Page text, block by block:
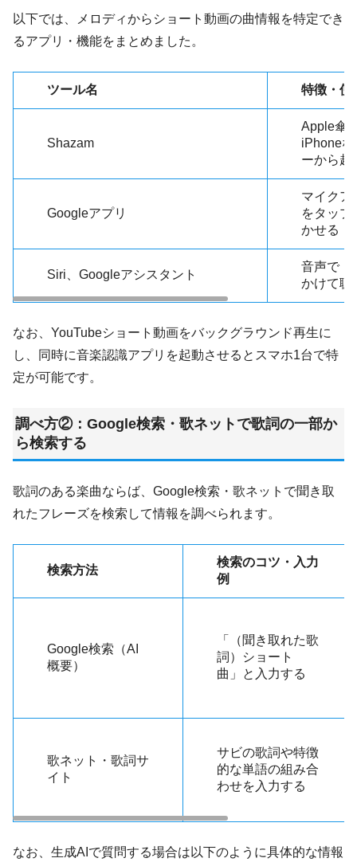
以下では、メロディからショート動画の曲情報を特定でき
るアプリ・機能をまとめました。
ツール名 特徴・使
Shazam
Apple傘
iPhone
ーから起
Googleアプリ
マイク
をタップ
かせる
Siri、Googleアシスタント
音声で「
かけて聴
なお、YouTubeショート動画をバックグラウンド再生に
し、同時に音楽認識アプリを起動させるとスマホ1台で特
定が可能です。
調べ方②：Google検索・歌ネットで歌詞の一部か
ら検索する
歌詞のある楽曲ならば、Google検索・歌ネットで聞き取
れたフレーズを検索して情報を調べられます。
検索方法
検索のコツ・入力
例
Google検索（AI
概要）
「（聞き取れた歌
詞）ショート
曲」と入力する
歌ネット・歌詞サ
イト
サビの歌詞や特徴
的な単語の組み合
わせを入力する
なお、生成AIで質問する場合は以下のように具体的な情報